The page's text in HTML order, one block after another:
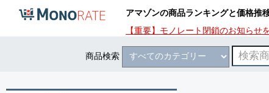
アマゾンの商品ランキングと価格推
【重要】モノレート閉鎖のお知らせ
商品検索